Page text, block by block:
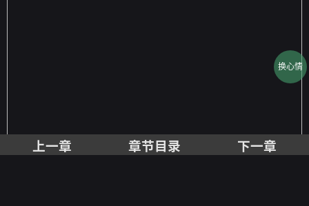
上一章 章节目录 下一章
换心情